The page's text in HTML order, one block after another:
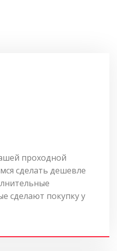
проходной
сделать дешевле
сделают покупку у